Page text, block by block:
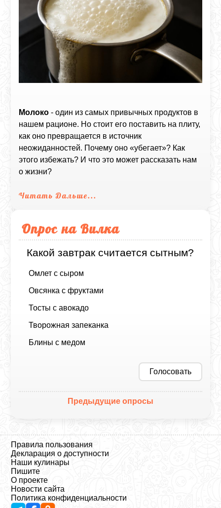
Молоко - один из самых привычных продуктов в
нашем рационе. Но стоит его поставить на плиту,
как оно превращается в источник
неожиданностей. Почему оно «убегает»? Как
этого избежать? И что это может рассказать нам
о жизни?
Читать Дальше...
Опрос на Вилка
Какой завтрак считается сытным?
Омлет с сыром
Овсянка с фруктами
Тосты с авокадо
Творожная запеканка
Блины с медом
Голосовать
Предыдущие опросы
Правила пользования
Декларация о доступности
Наши кулинары
Пишите
О проекте
Новости сайта
Политика конфиденциальности